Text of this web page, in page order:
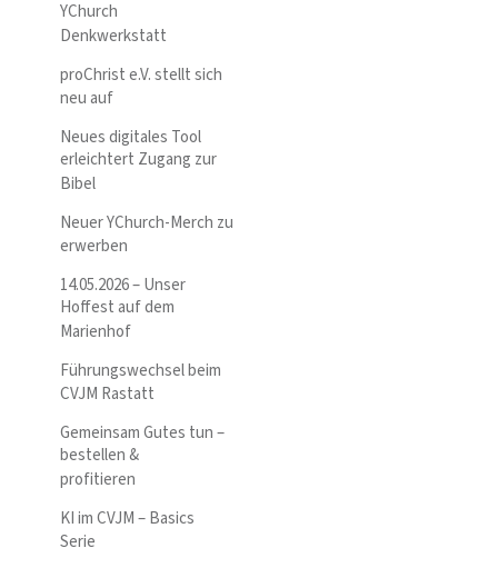
YChurch
Denkwerkstatt
proChrist e.V. stellt sich
neu auf
Neues digitales Tool
erleichtert Zugang zur
Bibel
Neuer YChurch-Merch zu
erwerben
14.05.2026 – Unser
Hoffest auf dem
Marienhof
Führungswechsel beim
CVJM Rastatt
Gemeinsam Gutes tun –
bestellen &
profitieren
KI im CVJM – Basics
Serie